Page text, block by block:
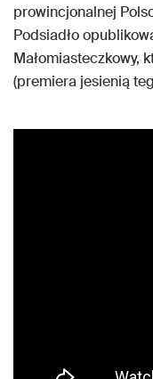
prowincjonalnej
Podsiadło
Małomiasteczkowy,
(premiera jesienią